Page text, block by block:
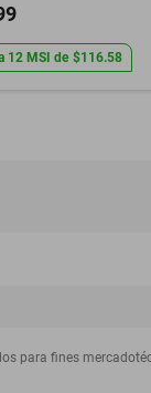
12 MSI de $116.58
para fines